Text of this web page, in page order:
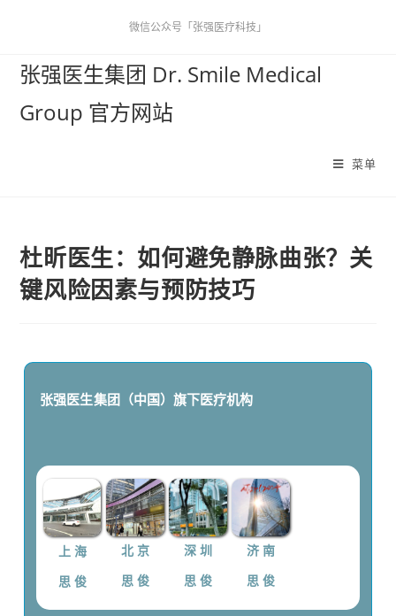
微信公众号「张强医疗科技」
张强医生集团 Dr. Smile Medical
Group 官方网站
菜单
杜昕医生：如何避免静脉曲张？关
键风险因素与预防技巧
张强医生集团（中国） 旗下医疗机构
上 海
思 俊
北 京
思 俊
深 圳
思 俊
济 南
思 俊